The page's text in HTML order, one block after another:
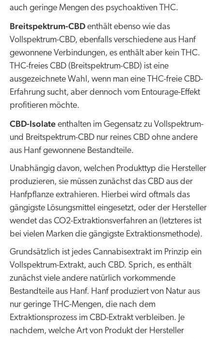
auch geringe Mengen des psychoaktiven THC.
Breitspektrum-CBD enthält ebenso wie das
Vollspektrum-CBD, ebenfalls verschiedene aus Hanf
gewonnene Verbindungen, es enthält aber kein THC.
THC-freies CBD (Breitspektrum-CBD) ist eine
ausgezeichnete Wahl, wenn man eine THC-freie CBD-
Erfahrung sucht, aber dennoch vom Entourage-Effekt
profitieren möchte.
CBD-Isolate enthalten im Gegensatz zu Vollspektrum-
und Breitspektrum-CBD nur reines CBD ohne andere
aus Hanf gewonnene Bestandteile.
Unabhängig davon, welchen Produkttyp die Hersteller
produzieren, sie müssen zunächst das CBD aus der
Hanfpflanze extrahieren. Hierbei wird oftmals das
gängigste Lösungsmittel eingesetzt, oder der Hersteller
wendet das CO2-Extraktionsverfahren an (letzteres ist
bei vielen Marken die gängigste Extraktionsmethode).
Grundsätzlich ist jedes Cannabisextrakt im Prinzip ein
Vollspektrum-Extrakt, auch CBD. Sprich, es enthält
zunächst viele andere natürlich vorkommende
Bestandteile aus Hanf. Hanf produziert von Natur aus
nur geringe THC-Mengen, die nach dem
Extraktionsprozess im CBD-Extrakt verbleiben. Je
nachdem, welche Art von Produkt der Hersteller